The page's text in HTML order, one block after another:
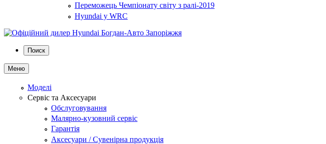
Переможець Чемпіонату світу з ралі-2019
Hyundai у WRC
Поиск
Меню
Моделі
Сервіс та Аксесуари
Обслуговування
Малярно-кузовний сервіс
Гарантія
Аксесуари / Сувенірна продукція